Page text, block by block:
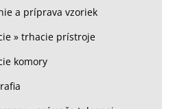
a príprava vzoriek
» trhacie prístroje
komory